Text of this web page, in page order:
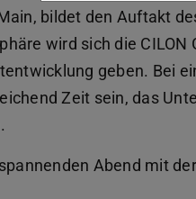
bildet den Auftakt
wird sich die CILON
geben. Bei
Zeit sein, das
Abend mit